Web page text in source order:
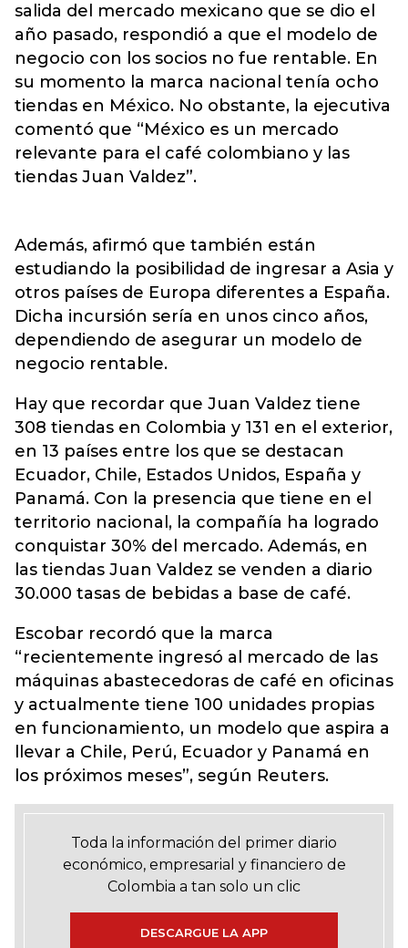
salida del mercado mexicano que se dio el
año pasado, respondió a que el modelo de
negocio con los socios no fue rentable. En
su momento la marca nacional tenía ocho
tiendas en México. No obstante, la ejecutiva
comentó que “México es un mercado
relevante para el café colombiano y las
tiendas Juan Valdez”.
Además, afirmó que también están
estudiando la posibilidad de ingresar a Asia y
otros países de Europa diferentes a España.
Dicha incursión sería en unos cinco años,
dependiendo de asegurar un modelo de
negocio rentable.
Hay que recordar que Juan Valdez tiene
308 tiendas en Colombia y 131 en el exterior,
en 13 países entre los que se destacan
Ecuador, Chile, Estados Unidos, España y
Panamá. Con la presencia que tiene en el
territorio nacional, la compañía ha logrado
conquistar 30% del mercado. Además, en
las tiendas Juan Valdez se venden a diario
30.000 tasas de bebidas a base de café.
Escobar recordó que la marca
“recientemente ingresó al mercado de las
máquinas abastecedoras de café en oficinas
y actualmente tiene 100 unidades propias
en funcionamiento, un modelo que aspira a
llevar a Chile, Perú, Ecuador y Panamá en
los próximos meses”, según Reuters.
Toda la información del primer diario
económico, empresarial y financiero de
Colombia a tan solo un clic
DESCARGUE LA APP